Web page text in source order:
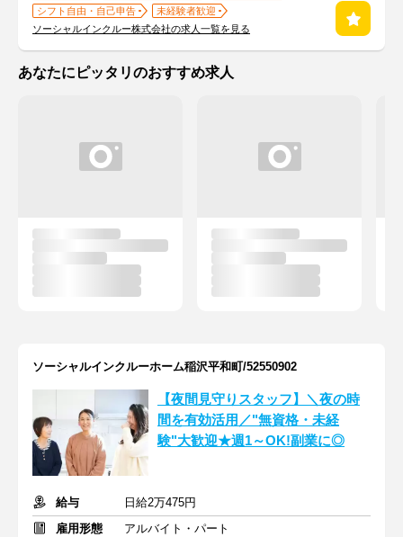
シフト自由・自己申告
未経験者歓迎
ソーシャルインクルー株式会社の求人一覧を見る
あなたにピッタリのおすすめ求人
ソーシャルインクルーホーム稲沢平和町/52550902
【夜間見守りスタッフ】＼夜の時
間を有効活用／"無資格・未経
験"大歓迎★週1～OK!副業に◎
給与
日給2万475円
雇用形態
アルバイト・パート